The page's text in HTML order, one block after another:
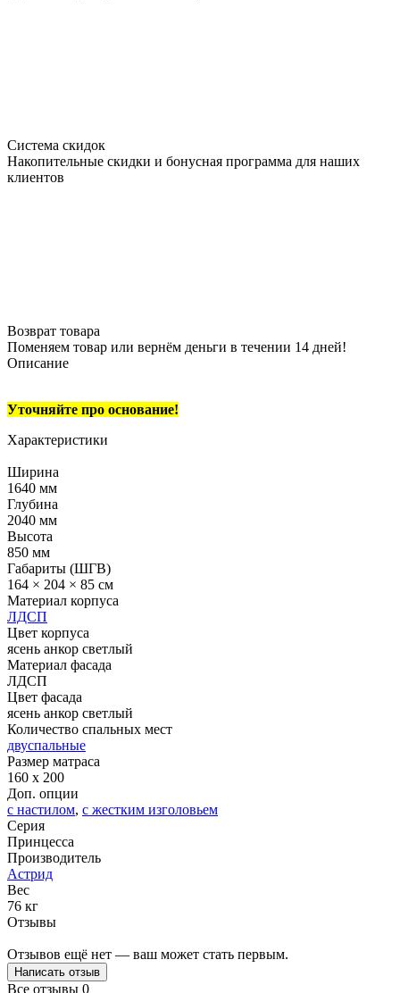
Система скидок
Накопительные скидки и бонусная программа для наших
клиентов
Возврат товара
Поменяем товар или вернём деньги в течении 14 дней!
Описание
Уточняйте про основание!
Характеристики
Ширина
1640 мм
Глубина
2040 мм
Высота
850 мм
Габариты (ШГВ)
164 × 204 × 85 см
Материал корпуса
ЛДСП
Цвет корпуса
ясень анкор светлый
Материал фасада
ЛДСП
Цвет фасада
ясень анкор светлый
Количество спальных мест
двуспальные
Размер матраса
160 x 200
Доп. опции
с настилом, с жестким изголовьем
Серия
Принцесса
Производитель
Астрид
Вес
76 кг
Отзывы
Отзывов ещё нет — ваш может стать первым.
Написать отзыв
Все отзывы 0